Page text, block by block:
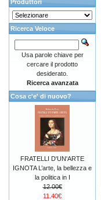
Produttori
Ricerca Veloce
Usa parole chiave per
cercare il prodotto
desiderato.
Ricerca avanzata
Cosa c'e' di nuovo?
FRATELLI D'UN'ARTE
IGNOTA L’arte, la bellezza e
la politica in I
12.00€
11.40€